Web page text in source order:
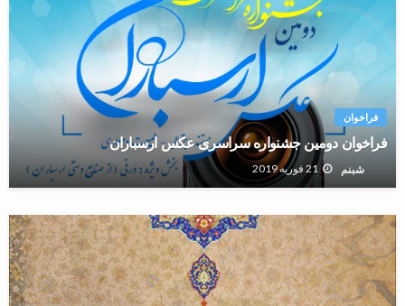
فراخوان
فراخوان دومین جشنواره سراسری عکس ارسباران
شبنم 21 فوریه 2019